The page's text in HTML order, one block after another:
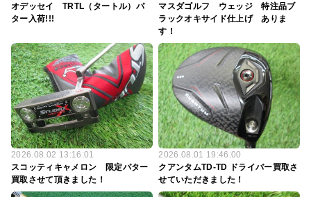
オデッセイ TRTL（タートル）パ
ター入荷!!!
マスダゴルフ ウェッジ 特注品ブ
ラックオキサイド仕上げ ありま
す！
2026.08.02 13:16:01
スコッティキャメロン 限定パター
買取させて頂きました！
2026.08.01 19:46:00
クアンタムTD-TD ドライバー買取さ
せていただきました！